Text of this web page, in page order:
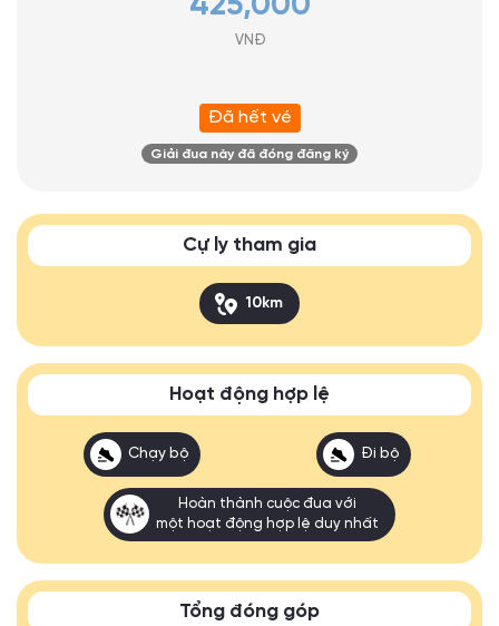
VNĐ
Đã hết vé
Giải đua này đã đóng đăng ký
Cự ly tham gia
10km
Hoạt động hợp lệ
Chạy bộ Đi bộ
Hoàn thành cuộc đua với
một hoạt động hợp lệ duy nhất
Tổng đóng góp